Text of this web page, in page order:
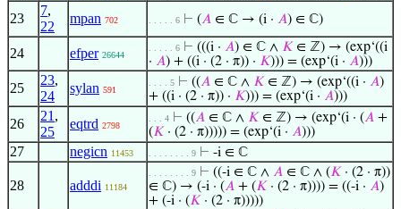
23
7,
22
mpan 702 . . . . . 6 ⊢ (𝐴 ∈ ℂ → (i · 𝐴) ∈ ℂ)
24 efper 26644
. . . . . 6 ⊢ (((i · 𝐴) ∈ ℂ ∧ 𝐾 ∈ ℤ) → (exp‘((i
· 𝐴) + ((i · (2 · π)) · 𝐾))) = (exp‘(i · 𝐴)))
25
23,
24
sylan 591
. . . . 5 ⊢ ((𝐴 ∈ ℂ ∧ 𝐾 ∈ ℤ) → (exp‘((i · 𝐴)
+ ((i · (2 · π)) · 𝐾))) = (exp‘(i · 𝐴)))
26
21 ,
25
eqtrd 2798
. . . 4 ⊢ ((𝐴 ∈ ℂ ∧ 𝐾 ∈ ℤ) → (exp‘(i · (𝐴 +
(𝐾 · (2 · π))))) = (exp‘(i · 𝐴)))
27 negicn 11453 . . . . . . . . 9 ⊢ -i ∈ ℂ
28 adddi 11184
. . . . . . . . 9 ⊢ ((-i ∈ ℂ ∧ 𝐴 ∈ ℂ ∧ (𝐾 · (2 · π))
∈ ℂ) → (-i · (𝐴 + (𝐾 · (2 · π)))) = ((-i · 𝐴)
+ (-i · (𝐾 · (2 · π)))))